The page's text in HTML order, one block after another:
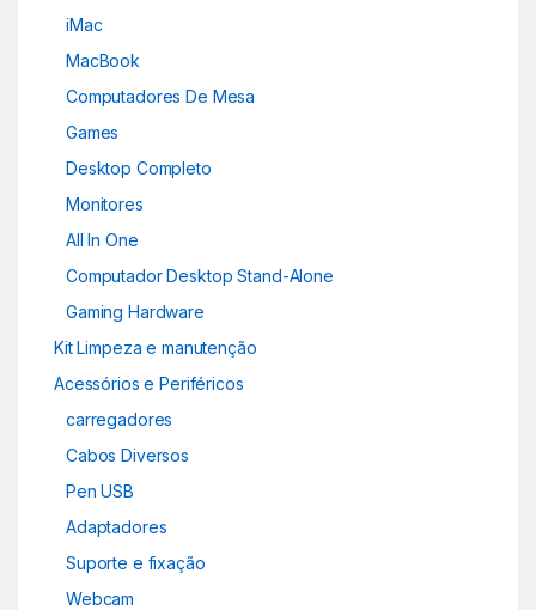
iMac
MacBook
Computadores De Mesa
Games
Desktop Completo
Monitores
All In One
Computador Desktop Stand-Alone
Gaming Hardware
Kit Limpeza e manutenção
Acessórios e Periféricos
carregadores
Cabos Diversos
Pen USB
Adaptadores
Suporte e fixação
Webcam